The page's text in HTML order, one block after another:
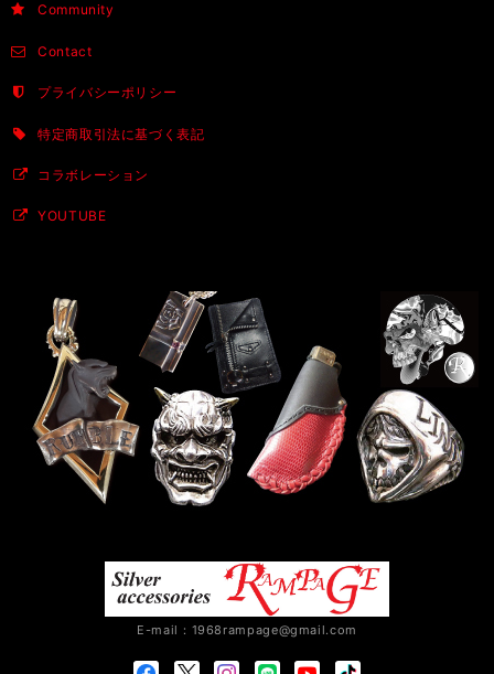
Community
Contact
プライバシーポリシー
特定商取引法に基づく表記
コラボレーション
YOUTUBE
E-mail： 1968rampage@gmail.com